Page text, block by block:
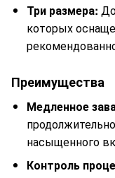
Три размера:
которых
Преимущества
Медленное
насыщенного
Контроль